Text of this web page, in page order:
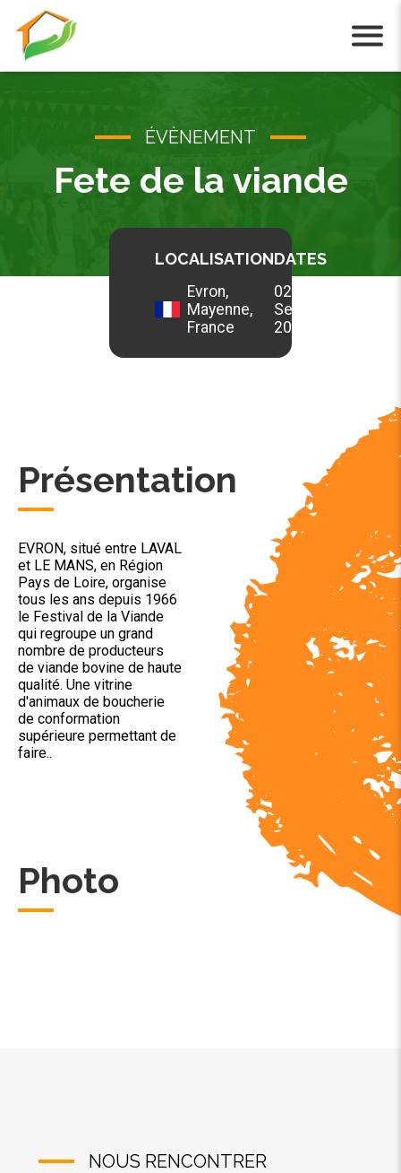
ÉVÈNEMENT
Fete de la viande
LOCALISATION
Evron,
Mayenne,
France
DATES
02 - 04
Sep
2022
Présentation
EVRON, situé entre LAVAL
et LE MANS, en Région
Pays de Loire, organise
tous les ans depuis 1966
le Festival de la Viande
qui regroupe un grand
nombre de producteurs
de viande bovine de haute
qualité. Une vitrine
d'animaux de boucherie
de conformation
supérieure permettant de
faire..
Photo
NOUS RENCONTRER
Cookies management panel